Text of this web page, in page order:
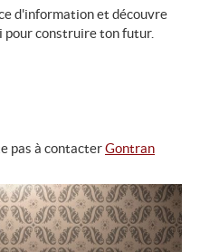
d'information et découvre
construire ton futur.
pas à contacterGontran